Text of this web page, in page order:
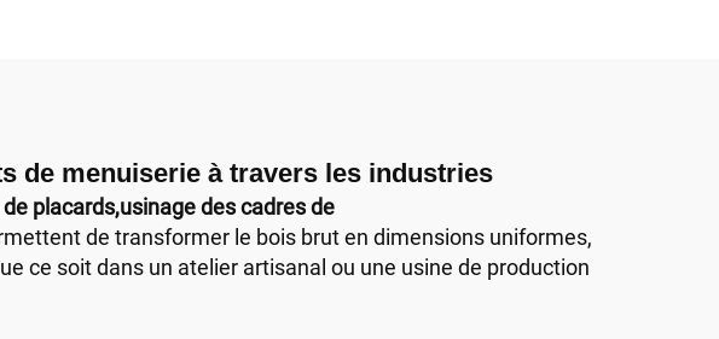
de menuiserie à travers les industries
placards,usinage des cadres de
de transformer le bois brut en dimensions uniformes,
ce soit dans un atelier artisanal ou une usine de production